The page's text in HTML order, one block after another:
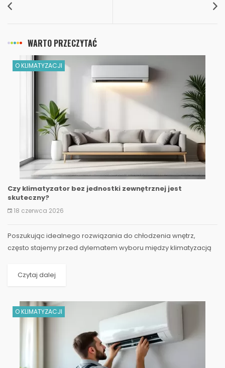
WARTO PRZECZYTAĆ
O KLIMATYZACJI
Czy klimatyzator bez jednostki zewnętrznej jest
skuteczny?
18 czerwca 2026
Poszukując idealnego rozwiązania do chłodzenia wnętrz,
często stajemy przed dylematem wyboru między klimatyzacją
Czytaj dalej
O KLIMATYZACJI